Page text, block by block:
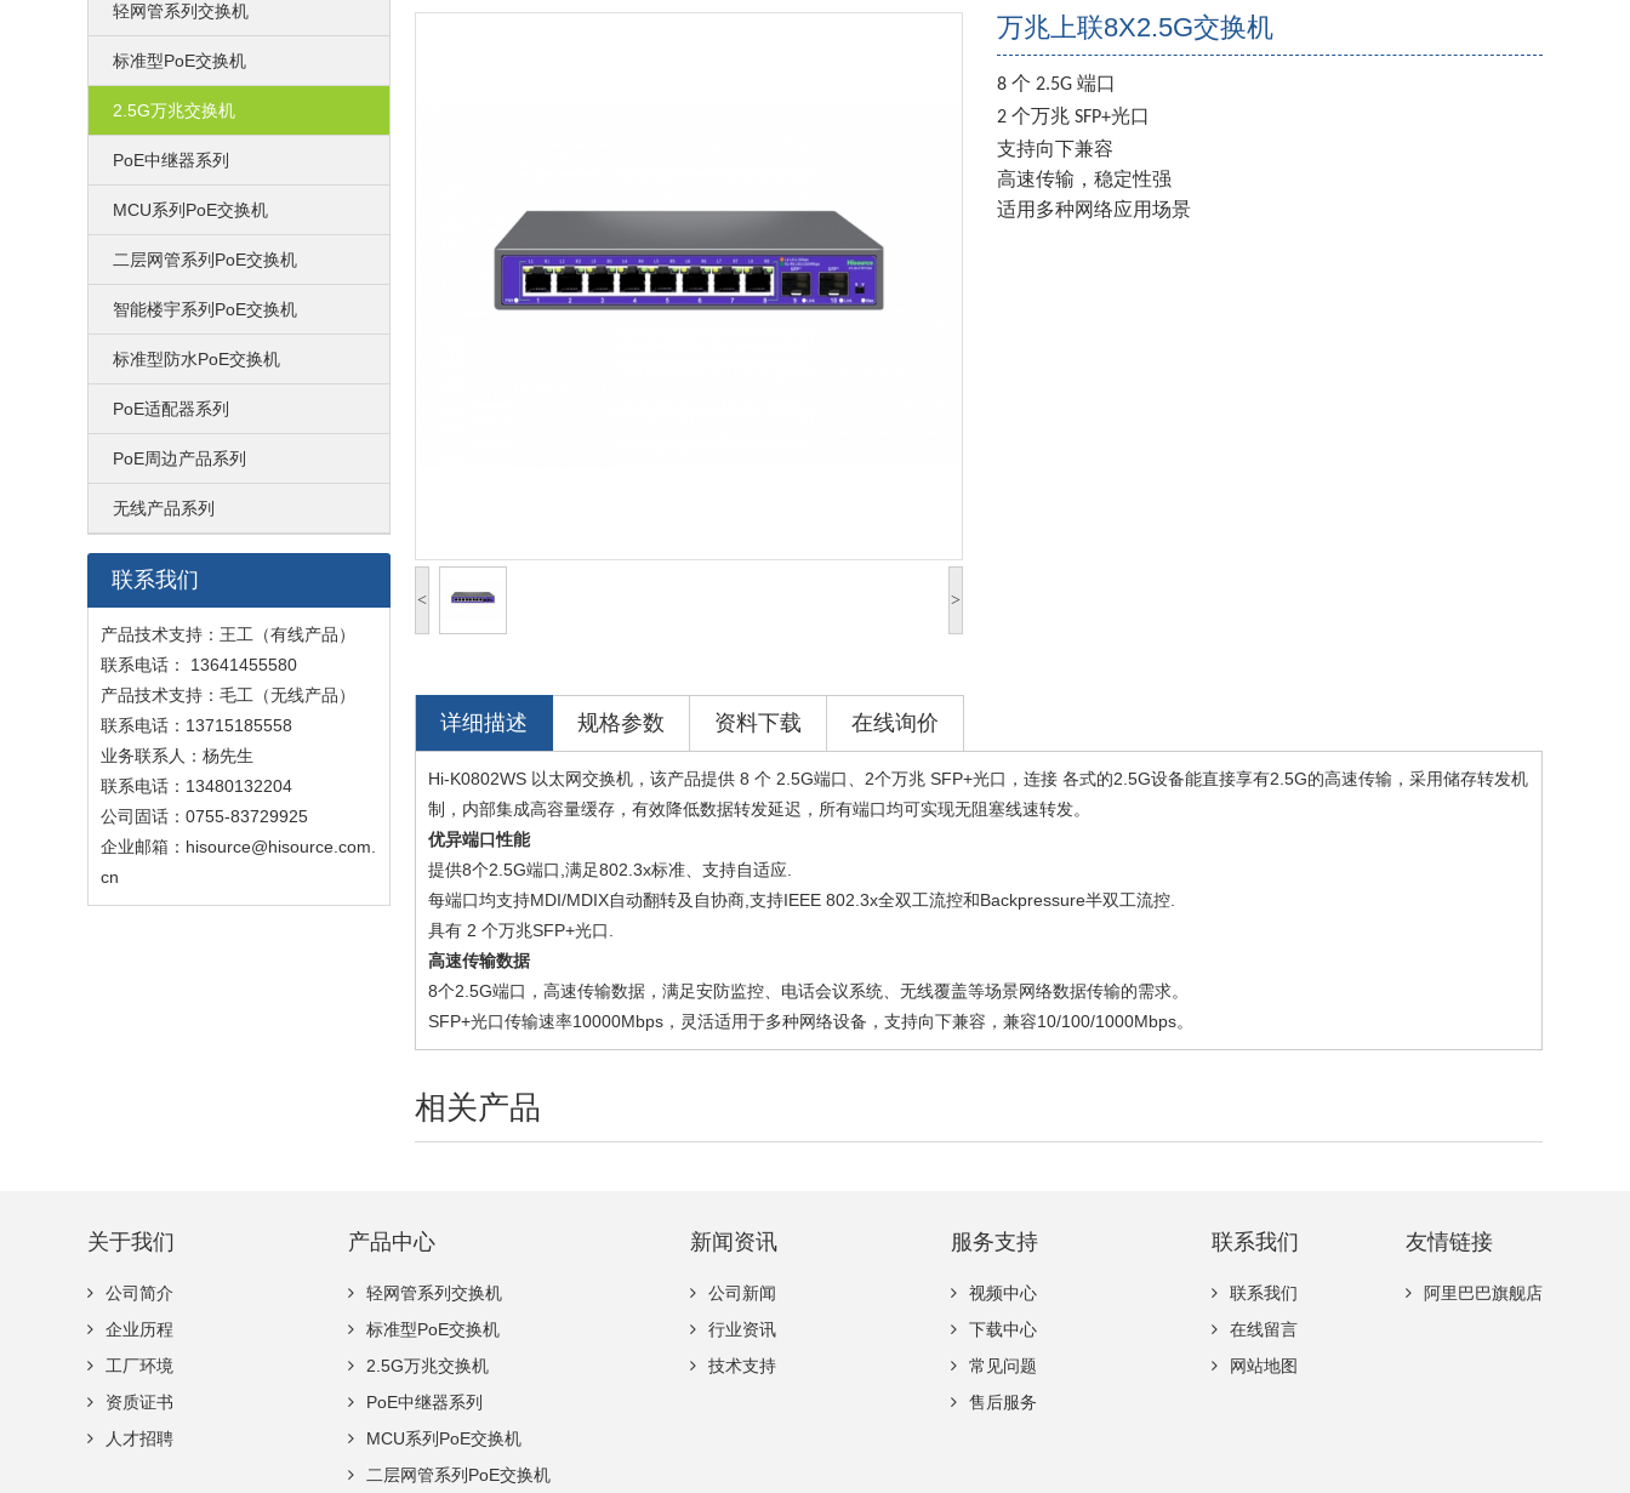
轻网管系列交换机
标准型PoE交换机
2.5G万兆交换机
PoE中继器系列
MCU系列PoE交换机
二层网管系列PoE交换机
智能楼宇系列PoE交换机
标准型防水PoE交换机
PoE适配器系列
PoE周边产品系列
无线产品系列
联系我们
产品技术支持：王工（有线产品）
联系电话：
13641455580
产品技术支持：毛工（无线产品）
联系电话：13715185558
业务联系人：杨先生
联系电话：13480132204
公司固话：0755-83729925
企业邮箱： hisource@hisource.com.
cn
< >
万兆上联8X2.5G交换机
8 个 2.5G 端口
2 个万兆 SFP+光口
支持向下兼容
高速传输，稳定性强
适用多种网络应用场景
详细描述 规格参数 资料下载 在线询价
Hi-K0802WS 以太网交换机，该产品提供 8 个 2.5G端口、2个万兆 SFP+光口，连接 各式的2.5G设备能直接享有2.5G的高速传输，采用储存转发机
制，内部集成高容量缓存，有效降低数据转发延迟，所有端口均可实现无阻塞线速转发。
优异端口性能
提供8个2.5G端口,满足802.3x标准、支持自适应.
每端口均支持MDI/MDIX自动翻转及自协商,支持IEEE 802.3x全双工流控和Backpressure半双工流控.
具有 2 个万兆SFP+光口.
高速传输数据
8个2.5G端口，高速传输数据，满足安防监控、电话会议系统、无线覆盖等场景网络数据传输的需求。
SFP+光口传输速率10000Mbps，灵活适用于多种网络设备，支持向下兼容，兼容10/100/1000Mbps。
相关产品
关于我们
公司简介
企业历程
工厂环境
资质证书
人才招聘
产品中心
轻网管系列交换机
标准型PoE交换机
2.5G万兆交换机
PoE中继器系列
MCU系列PoE交换机
二层网管系列PoE交换机
新闻资讯
公司新闻
行业资讯
技术支持
服务支持
视频中心
下载中心
常见问题
售后服务
联系我们
联系我们
在线留言
网站地图
友情链接
阿里巴巴旗舰店